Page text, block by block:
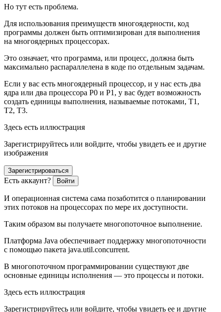
Но тут есть проблема.
Для использования преимуществ многоядерности, код
программы должен быть оптимизирован для выполнения
на многоядерных процессорах.
Это означает, что программа, или процесс, должна быть
максимально распараллелена в коде по отдельным задачам.
Если у вас есть многоядерный процессор, и у нас есть два
ядра или два процессора P0 и P1, у вас будет возможность
создать единицы выполнения, называемые потоками, T1,
T2, T3.
Здесь есть иллюстрация
Зарегистрируйтесь или войдите, чтобы увидеть ее и другие
изображения
Зарегистрироваться
Есть аккаунт? Войти
И операционная система сама позаботится о планировании
этих потоков на процессорах по мере их доступности.
Таким образом вы получаете многопоточное выполнение.
Платформа Java обеспечивает поддержку многопоточности
с помощью пакета java.util.concurrent.
В многопоточном программировании существуют две
основные единицы исполнения — это процессы и потоки.
Здесь есть иллюстрация
Зарегистрируйтесь или войдите, чтобы увидеть ее и другие